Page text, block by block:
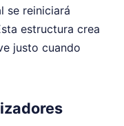
se reiniciará
estructura crea
justo cuando